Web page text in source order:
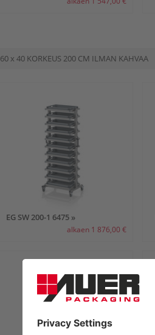
60 x 40 KORKEUS 200 CM ILMAN KAHVAA
EG SW 200-1 6475 »
alkaen 1 876,00 €